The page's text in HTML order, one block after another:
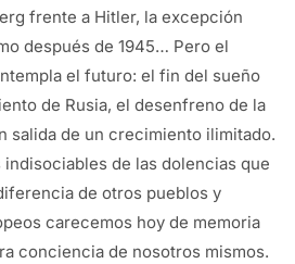
frente a Hitler, la excepción
después de 1945… Pero el
el futuro: el fin del sueño
de Rusia, el desenfreno de la
salida de un crecimiento ilimitado.
de las dolencias que
de otros pueblos y
carecemos hoy de memoria
conciencia de nosotros mismos.